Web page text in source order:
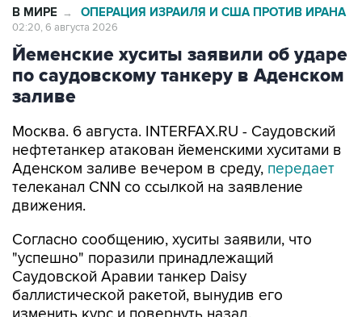
В МИРЕ → ОПЕРАЦИЯ ИЗРАИЛЯ И США ПРОТИВ ИРАНА
02:20, 6 августа 2026
Йеменские хуситы заявили об ударе
по саудовскому танкеру в Аденском
заливе
Москва. 6 августа. INTERFAX.RU - Саудовский
нефтетанкер атакован йеменскими хуситами в
Аденском заливе вечером в среду, передает
телеканал CNN со ссылкой на заявление
движения.
Согласно сообщению, хуситы заявили, что
"успешно" поразили принадлежащий
Саудовской Аравии танкер Daisy
баллистической ракетой, вынудив его